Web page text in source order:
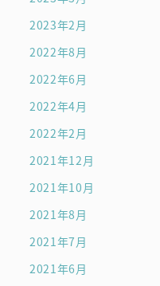
2023年2月
2022年8月
2022年6月
2022年4月
2022年2月
2021年12月
2021年10月
2021年8月
2021年7月
2021年6月